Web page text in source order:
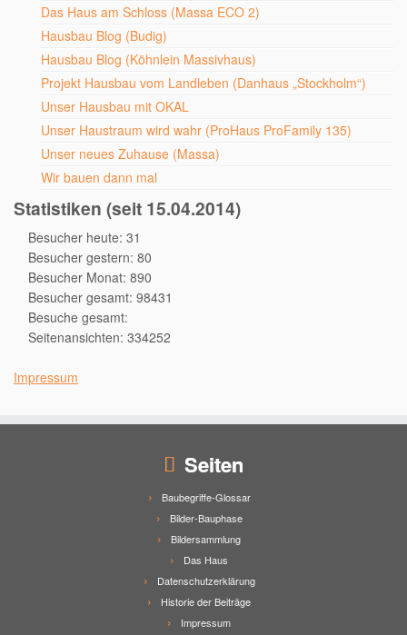
Das Haus am Schloss (Massa ECO 2)
Hausbau Blog (Budig)
Hausbau Blog (Köhnlein Massivhaus)
Projekt Hausbau vom Landleben (Danhaus „Stockholm“)
Unser Hausbau mit OKAL
Unser Haustraum wird wahr (ProHaus ProFamily 135)
Unser neues Zuhause (Massa)
Wir bauen dann mal
Statistiken (seit 15.04.2014)
Besucher heute: 31
Besucher gestern: 80
Besucher Monat: 890
Besucher gesamt: 98431
Besuche gesamt:
Seitenansichten: 334252
Impressum
Seiten
Baubegriffe-Glossar
Bilder-Bauphase
Bildersammlung
Das Haus
Datenschutzerklärung
Historie der Beiträge
Impressum